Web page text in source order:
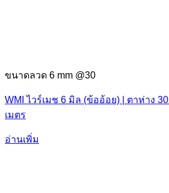
ขนาดลวด 6 mm @30
WMI ไวร์เมช 6 มิล (ข้ออ้อย) | ตาห่าง
เมตร
อ่านเพิ่ม